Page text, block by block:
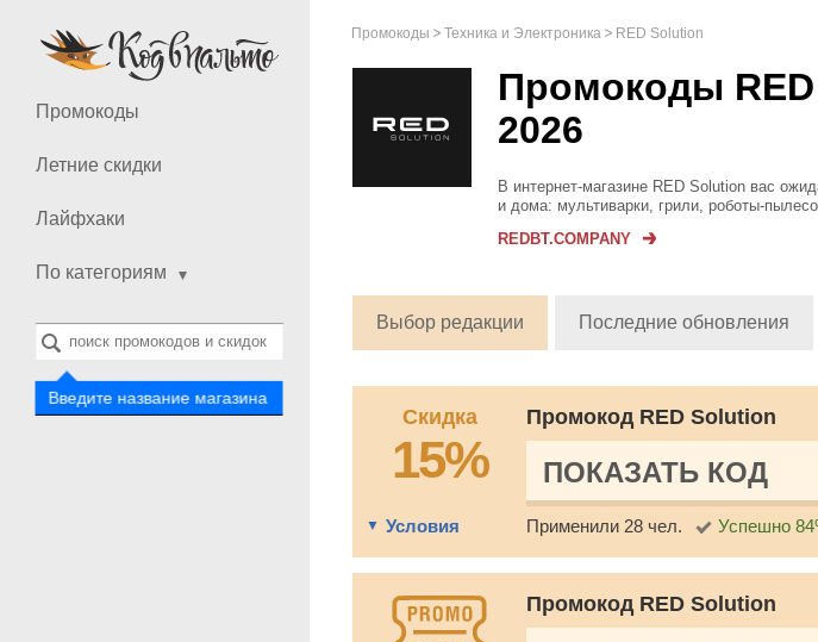
Промокоды
Летние скидки
Лайфхаки
По категориям
Введите название магазина
Промокоды Техника и Электроника RED Solution
Промокоды
2026
В интернет-магазине RED Solution вас
и дома: мультиварки, грили, роботы-
здесь предлагаются...
REDBT.COMPANY
Выбор редакции Последние обновления
Скидка
15%
Промокод RED Solution
ПОКАЗАТЬ КОД
Условия Применили 28 чел. Успешно
Промокод RED Solution